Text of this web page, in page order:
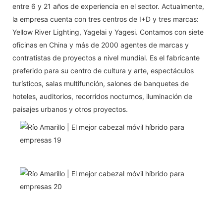
entre 6 y 21 años de experiencia en el sector. Actualmente,
la empresa cuenta con tres centros de I+D y tres marcas:
Yellow River Lighting, Yagelai y Yagesi. Contamos con siete
oficinas en China y más de 2000 agentes de marcas y
contratistas de proyectos a nivel mundial. Es el fabricante
preferido para su centro de cultura y arte, espectáculos
turísticos, salas multifunción, salones de banquetes de
hoteles, auditorios, recorridos nocturnos, iluminación de
paisajes urbanos y otros proyectos.